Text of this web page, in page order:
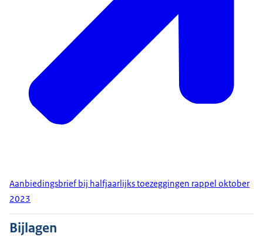
Aanbiedingsbrief bij halfjaarlijks toezeggingen rappel oktober
2023
Bijlagen